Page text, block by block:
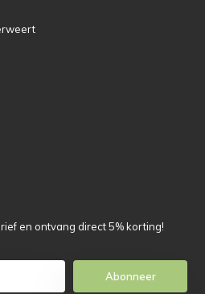
en ontvang direct 5% korting!
Abonneer